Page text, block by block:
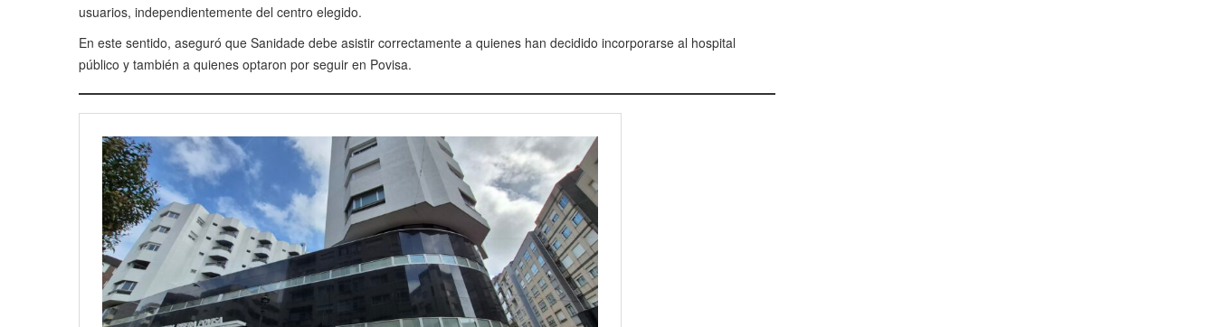
usuarios, independientemente del centro elegido.
En este sentido, aseguró que Sanidade debe asistir correctamente a quienes han decidido incorporarse al hospital
público y también a quienes optaron por seguir en Povisa.